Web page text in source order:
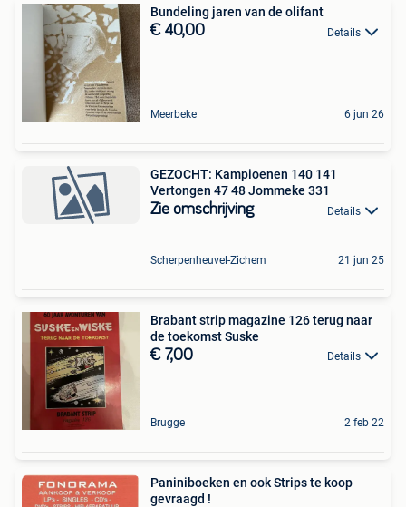
Bundeling jaren van de olifant
€ 40,00 Details
Meerbeke 6 jun 26
GEZOCHT: Kampioenen 140 141
Vertongen 47 48 Jommeke 331
Zie omschrijving Details
Scherpenheuvel-Zichem 21 jun 25
Brabant strip magazine 126 terug naar
de toekomst Suske
€ 7,00 Details
Brugge 2 feb 22
Paniniboeken en ook Strips te koop
gevraagd !